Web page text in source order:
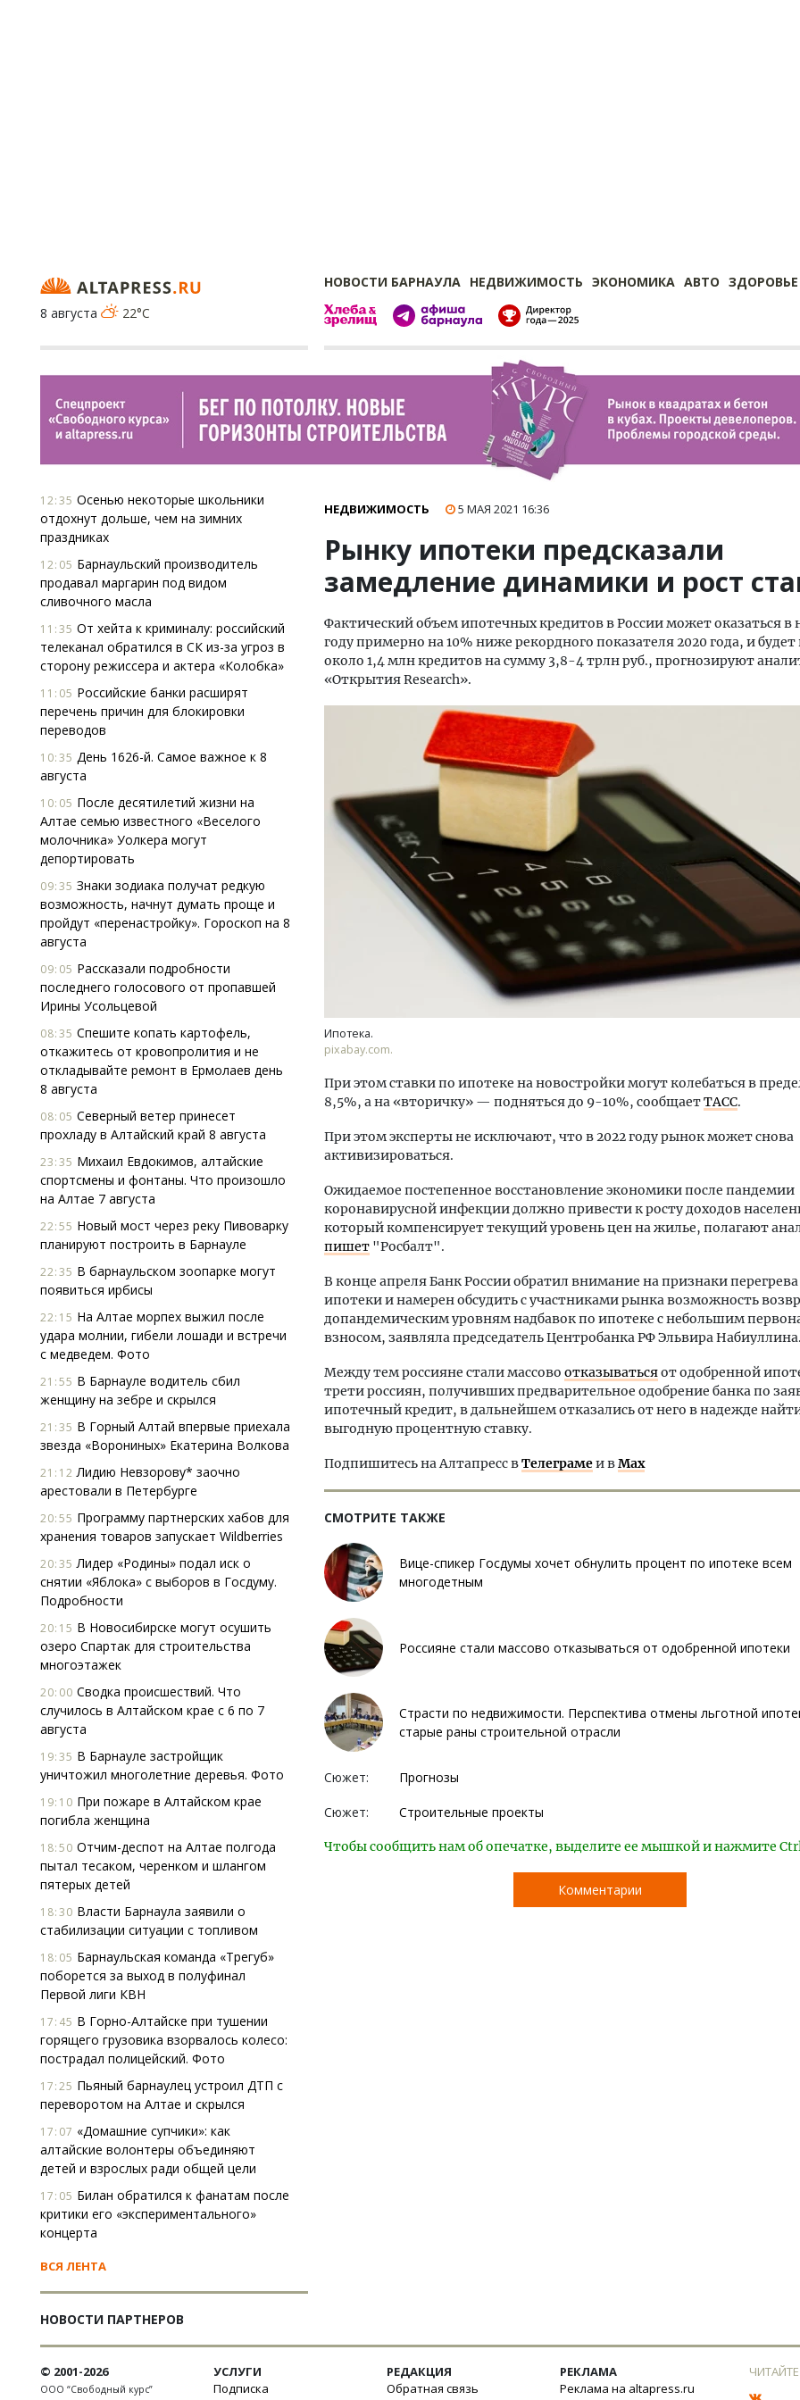
НОВОСТИ БАРНАУЛА НЕДВИЖИМОСТЬ ЭКОНОМИКА АВТО ЗДОРОВЬЕ
8 августа
22°C
12:35 Осенью некоторые школьники
отдохнут дольше, чем на зимних
праздниках
12:05 Барнаульский производитель
продавал маргарин под видом
сливочного масла
11:35 От хейта к криминалу: российский
телеканал обратился в СК из-за угроз в
сторону режиссера и актера «Колобка»
11:05 Российские банки расширят
перечень причин для блокировки
переводов
10:35 День 1626-й. Самое важное к 8
августа
10:05 После десятилетий жизни на
Алтае семью известного «Веселого
молочника» Уолкера могут
депортировать
09:35 Знаки зодиака получат редкую
возможность, начнут думать проще и
пройдут «перенастройку». Гороскоп на 8
августа
09:05 Рассказали подробности
последнего голосового от пропавшей
Ирины Усольцевой
08:35 Спешите копать картофель,
откажитесь от кровопролития и не
откладывайте ремонт в Ермолаев день
8 августа
08:05 Северный ветер принесет
прохладу в Алтайский край 8 августа
23:35 Михаил Евдокимов, алтайские
спортсмены и фонтаны. Что произошло
на Алтае 7 августа
22:55 Новый мост через реку Пивоварку
планируют построить в Барнауле
22:35 В барнаульском зоопарке могут
появиться ирбисы
22:15 На Алтае морпех выжил после
удара молнии, гибели лошади и встречи
с медведем. Фото
21:55 В Барнауле водитель сбил
женщину на зебре и скрылся
21:35 В Горный Алтай впервые приехала
звезда «Ворониных» Екатерина Волкова
21:12 Лидию Невзорову* заочно
арестовали в Петербурге
20:55 Программу партнерских хабов для
хранения товаров запускает Wildberries
20:35 Лидер «Родины» подал иск о
снятии «Яблока» с выборов в Госдуму.
Подробности
20:15 В Новосибирске могут осушить
озеро Спартак для строительства
многоэтажек
20:00 Сводка происшествий. Что
случилось в Алтайском крае с 6 по 7
августа
19:35 В Барнауле застройщик
уничтожил многолетние деревья. Фото
19:10 При пожаре в Алтайском крае
погибла женщина
18:50 Отчим-деспот на Алтае полгода
пытал тесаком, черенком и шлангом
пятерых детей
18:30 Власти Барнаула заявили о
стабилизации ситуации с топливом
18:05 Барнаульская команда «Трегуб»
поборется за выход в полуфинал
Первой лиги КВН
17:45 В Горно-Алтайске при тушении
горящего грузовика взорвалось колесо:
пострадал полицейский. Фото
17:25 Пьяный барнаулец устроил ДТП с
переворотом на Алтае и скрылся
17:07 «Домашние супчики»: как
алтайские волонтеры объединяют
детей и взрослых ради общей цели
17:05 Билан обратился к фанатам после
критики его «экспериментального»
концерта
ВСЯ ЛЕНТА
НОВОСТИ ПАРТНЕРОВ
НЕДВИЖИМОСТЬ 5 МАЯ 2021 16:36
Рынку ипотеки предсказали
замедление динамики и рост
Фактический объем ипотечных кредитов в России может оказаться
году примерно на 10% ниже рекордного показателя 2020 года, и
около 1,4 млн кредитов на сумму 3,8-4 трлн руб., прогнозируют
«Открытия Research».
Ипотека.
pixabay.com.
При этом ставки по ипотеке на новостройки могут колебаться в
8,5%, а на «вторичку» — подняться до 9-10%, сообщаетТАСС.
При этом эксперты не исключают, что в 2022 году рынок может снова
активизироваться.
Ожидаемое постепенное восстановление экономики после пандемии
коронавирусной инфекции должно привести к росту доходов
который компенсирует текущий уровень цен на жилье, полагают
пишет "Росбалт".
В конце апреля Банк России обратил внимание на признаки
ипотеки и намерен обсудить с участниками рынка возможность
допандемическим уровням надбавок по ипотеке с небольшим
взносом, заявляла председатель Центробанка РФ Эльвира Набиуллина.
Между тем россияне стали массово отказыватьсяот одобренной
трети россиян, получивших предварительное одобрение банка по
ипотечный кредит, в дальнейшем отказались от него в надежде
выгодную процентную ставку.
Подпишитесь на Алтапресс вТелеграмеи вMax
СМОТРИТЕ ТАКЖЕ
Вице-спикер Госдумы хочет обнулить процент по ипотеке всем
многодетным
Россияне стали массово отказываться от одобренной ипотеки
Страсти по недвижимости. Перспектива отмены льготной
старые раны строительной отрасли
Сюжет: Прогнозы
Сюжет: Строительные проекты
Чтобы сообщить нам об опечатке, выделите ее мышкой и нажмите
Комментарии
«Жилищной инициативы» Юрий
Гатилов — о том, как девелоперу
оставаться на плаву, когда рынок
СТРОИТЕЛЬСТВО
Смелость архитектурных идей.
Генеральный директор компании
ЗИАС — об эстетике городов,
трендах в фасадах и развитии рынка
Архитектурный код
земли. Мощение
плитами становится
© 2001-2026
ООО “Свободный курс”
УСЛУГИ
Подписка
РЕДАКЦИЯ
Обратная связь
РЕКЛАМА
Реклама на altapress.ru